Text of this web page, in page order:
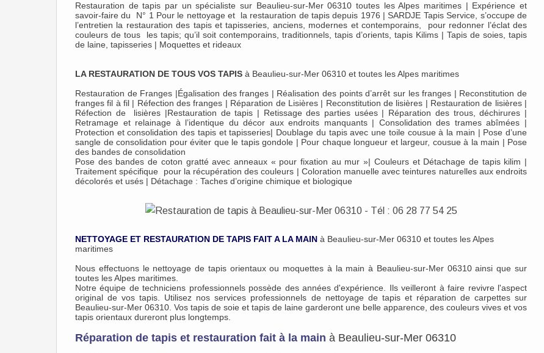
Restauration de tapis par un spécialiste sur Beaulieu-sur-Mer 06310 toutes les Alpes maritimes | Expérience et
savoir-faire du N° 1 Pour le nettoyage et la restauration de tapis depuis 1976 | SARDJE Tapis Service, s’occupe de
l’entretien la restauration des tapis et tapisseries, anciens, modernes et contemporains, pour redonner l’éclat des
couleurs de tous les tapis; qu’il soit contemporains, traditionnels, tapis d’orients, tapis Kilims | Tapis de soies, tapis
de laine, tapisseries | Moquettes et rideaux
LA RESTAURATION DE TOUS VOS TAPIS à Beaulieu-sur-Mer 06310 et toutes les Alpes maritimes
Restauration de Franges |Égalisation des franges | Réalisation des points d’arrêt sur les franges | Reconstitution de
franges fil à fil | Réfection des franges | Réparation de Lisières | Reconstitution de lisières | Restauration de lisières |
Réfection de lisières |Restauration de tapis | Retissage des parties usées | Réparation des trous, déchirures |
Retramage et relainage à l’identique du décor aux endroits manquants | Consolidation des trames abîmées |
Protection et consolidation des tapis et tapisseries| Doublage du tapis avec une toile cousue à la main | Pose d’une
sangle de consolidation pour éviter que le tapis gondole | Pour chaque longueur et largeur, cousue à la main | Pose
des bandes de consolidation
Pose des bandes de coton gratté avec anneaux « pour fixation au mur »| Couleurs et Détachage de tapis kilim |
Traitement spécifique pour la récupération des couleurs | Coloration manuelle avec teintures naturelles aux endroits
décolorés et usés | Détachage : Taches d’origine chimique et biologique
NETTOYAGE ET RESTAURATION DE TAPIS FAIT A LA MAIN à Beaulieu-sur-Mer 06310 et toutes les Alpes
maritimes
Nous effectuons le nettoyage de tapis orientaux ou moquettes à la main à Beaulieu-sur-Mer 06310 ainsi que sur
toutes les Alpes maritimes.
Notre équipe de techniciens professionnels possède des années d'expérience. Ils veilleront à faire revivre l'aspect
original de vos tapis. Utilisez nos services professionnels de nettoyage de tapis et réparation de carpettes sur
Beaulieu-sur-Mer 06310. Vos tapis de soie et tapis de laine garderont une belle apparence, des couleurs vives et vos
tapis orientaux dureront plus longtemps.
Réparation de tapis et restauration fait à la main à Beaulieu-sur-Mer 06310